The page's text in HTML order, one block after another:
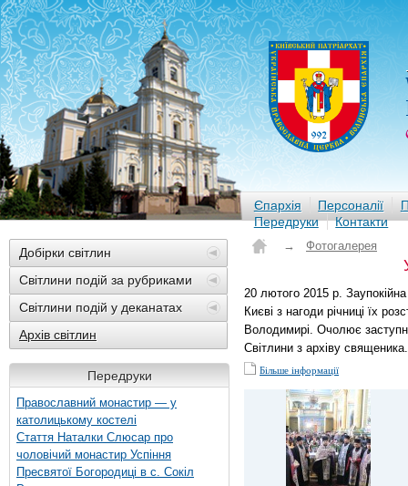
Єпархія Персоналії
Передруки
Контакти
Добірки світлин
Світлини подій за рубриками
Світлини подій у деканатах
Архів світлин
Передруки
Православний монастир — у
католицькому костелі
Стаття Наталки Слюсар про
чоловічий монастир Успіння
Пресвятої Богородиці в с. Сокіл
→ Фотогалерея
20 лютого 2015 р. Заупокійна
Києві з нагоди річниці їх
Володимирі. Очолює
Світлини з архіву священика.
Більше інформації